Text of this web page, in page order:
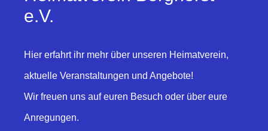
e.V.
Hier erfahrt ihr mehr über unseren Heimatverein,
aktuelle Veranstaltungen und Angebote!
Wir freuen uns auf euren Besuch oder über eure
Anregungen.